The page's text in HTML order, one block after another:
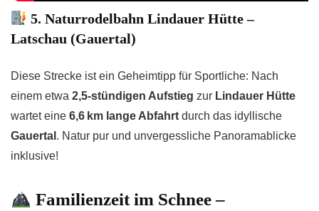
5. Naturrodelbahn Lindauer Hütte –
Latschau (Gauertal)
Diese Strecke ist ein Geheimtipp für Sportliche: Nach
einem etwa 2,5-stündigen Aufstieg zur Lindauer Hütte
wartet eine 6,6 km lange Abfahrt durch das idyllische
Gauertal . Natur pur und unvergessliche Panoramablicke
inklusive!
Familienzeit im Schnee –